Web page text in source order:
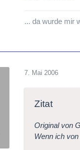
... da wurde mir
7. Mai 2006
Zitat
Original von
Wenn ich